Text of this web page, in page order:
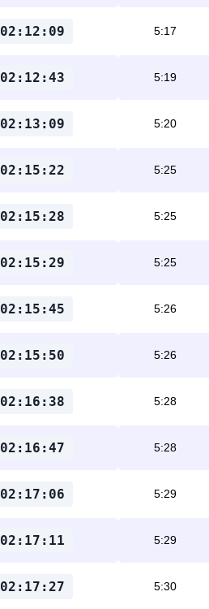
02:12:09 5:17
02:12:43 5:19
02:13:09 5:20
02:15:22 5:25
02:15:28 5:25
02:15:29 5:25
02:15:45 5:26
02:15:50 5:26
02:16:38 5:28
02:16:47 5:28
02:17:06 5:29
02:17:11 5:29
02:17:27 5:30